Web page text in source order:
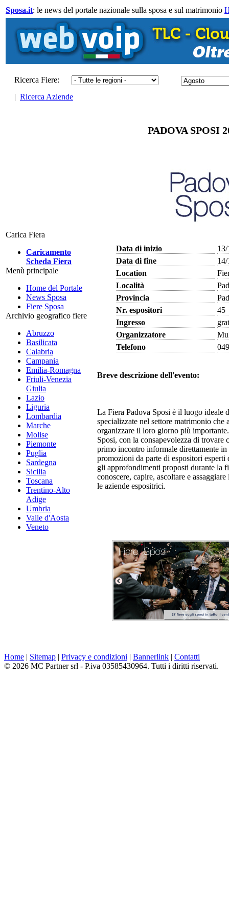
Sposa.it: le news del portale nazionale sulla sposa e sul matrimonio
Ricerca Fiere:
| Ricerca Aziende
Carica Fiera
Caricamento
Scheda Fiera
Menù principale
Home del Portale
News Sposa
Fiere Sposa
Archivio geografico fiere
Abruzzo
Basilicata
Calabria
Campania
Emilia-Romagna
Friuli-Venezia
Giulia
Lazio
Liguria
Lombardia
Marche
Molise
Piemonte
Puglia
Sardegna
Sicilia
Toscana
Trentino-Alto
Adige
Umbria
Valle d'Aosta
Veneto
PADOVA SPOSI
Data di inizio
Data di fine
Location
Località
Provincia
Nr. espositori
45
Ingresso
Organizzatore
Telefono
Breve descrizione dell'evento:
La Fiera Padova Sposi è il luogo ideale
specializzate nel settore matrimonio che
organizzare il loro giorno più
Sposi, con la consapevolezza di trovare
primo incontro informale direttamente
promozioni da parte di espositori
gli approfondimenti proposti durante la
conoscere, capire, ascoltare e
le aziende espositrici.
Home | Sitemap | Privacy e condizioni | Bannerlink | Contatti
© 2026 MC Partner srl - P.iva 03585430964. Tutti i diritti riservati.